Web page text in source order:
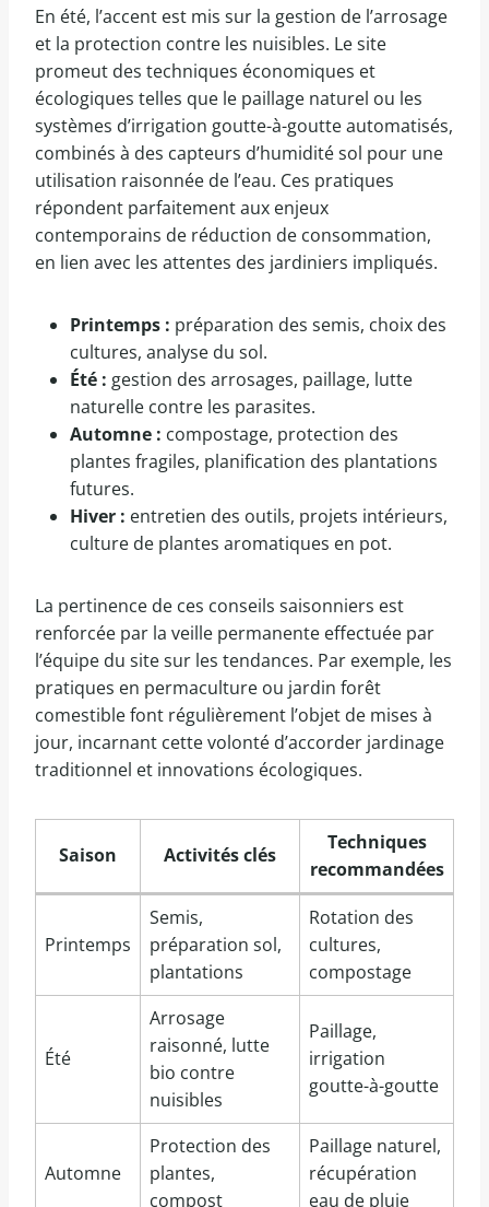
En été, l’accent est mis sur la gestion de l’arrosage
et la protection contre les nuisibles. Le site
promeut des techniques économiques et
écologiques telles que le paillage naturel ou les
systèmes d’irrigation goutte-à-goutte automatisés,
combinés à des capteurs d’humidité sol pour une
utilisation raisonnée de l’eau. Ces pratiques
répondent parfaitement aux enjeux
contemporains de réduction de consommation,
en lien avec les attentes des jardiniers impliqués.
Printemps : préparation des semis, choix des
cultures, analyse du sol.
Été : gestion des arrosages, paillage, lutte
naturelle contre les parasites.
Automne : compostage, protection des
plantes fragiles, planification des plantations
futures.
Hiver : entretien des outils, projets intérieurs,
culture de plantes aromatiques en pot.
La pertinence de ces conseils saisonniers est
renforcée par la veille permanente effectuée par
l’équipe du site sur les tendances. Par exemple, les
pratiques en permaculture ou jardin forêt
comestible font régulièrement l’objet de mises à
jour, incarnant cette volonté d’accorder jardinage
traditionnel et innovations écologiques.
Saison Activités clés
Techniques
recommandées
Printemps
Semis,
préparation sol,
plantations
Rotation des
cultures,
compostage
Été
Arrosage
raisonné, lutte
bio contre
nuisibles
Paillage,
irrigation
goutte-à-goutte
Automne
Protection des
plantes,
compost
Paillage naturel,
récupération
eau de pluie